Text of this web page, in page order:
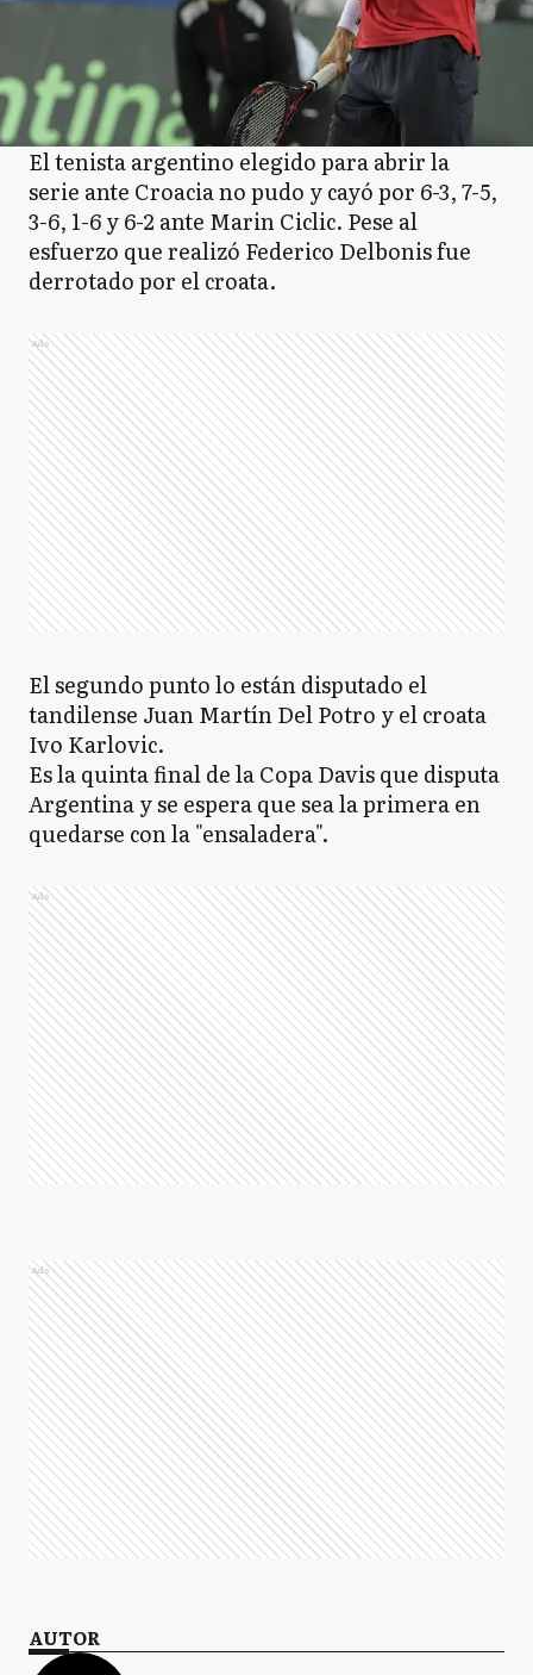
El tenista argentino elegido para abrir la
serie ante Croacia no pudo y cayó por 6-3, 7-5,
3-6, 1-6 y 6-2 ante Marin Ciclic. Pese al
esfuerzo que realizó Federico Delbonis fue
derrotado por el croata.
Ads
El segundo punto lo están disputado el
tandilense Juan Martín Del Potro y el croata
Ivo Karlovic.
Es la quinta final de la Copa Davis que disputa
Argentina y se espera que sea la primera en
quedarse con la "ensaladera".
Ads
Ads
AUTOR